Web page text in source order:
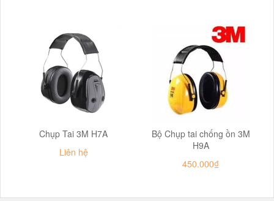
Chụp Tai 3M H7A
Liên hệ
Bộ Chụp tai chống ồn 3M
H9A
450.000₫